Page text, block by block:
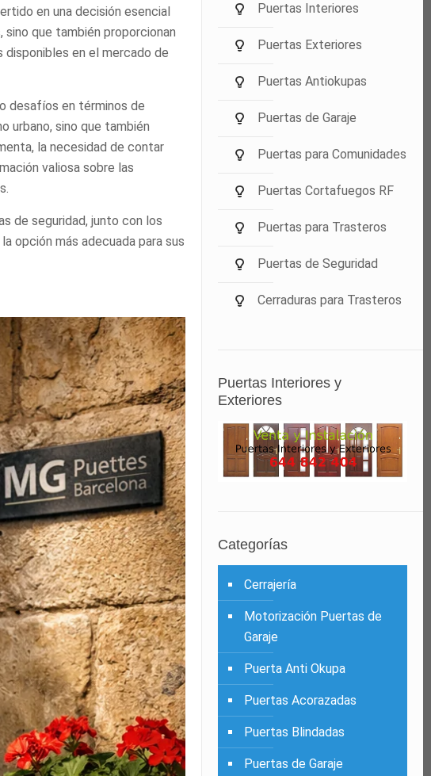
en una decisión esencial
que también proporcionan
disponibles en el mercado de
desafíos en términos de
urbano, sino que también
la necesidad de contar
valiosa sobre las
de seguridad, junto con los
opción más adecuada para sus
Puertas Interiores
Puertas Exteriores
Puertas Antiokupas
Puertas de Garaje
Puertas para Comunidades
Puertas Cortafuegos RF
Puertas para Trasteros
Puertas de Seguridad
Cerraduras para Trasteros
Puertas Interiores y
Exteriores
Categorías
Cerrajería
Motorización Puertas de
Garaje
Puerta Anti Okupa
Puertas Acorazadas
Puertas Blindadas
Puertas de Garaje